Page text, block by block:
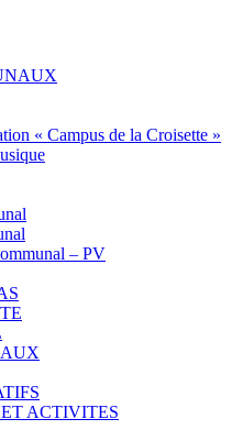
« Campus de la Croisette »
– PV
ACTIVITES